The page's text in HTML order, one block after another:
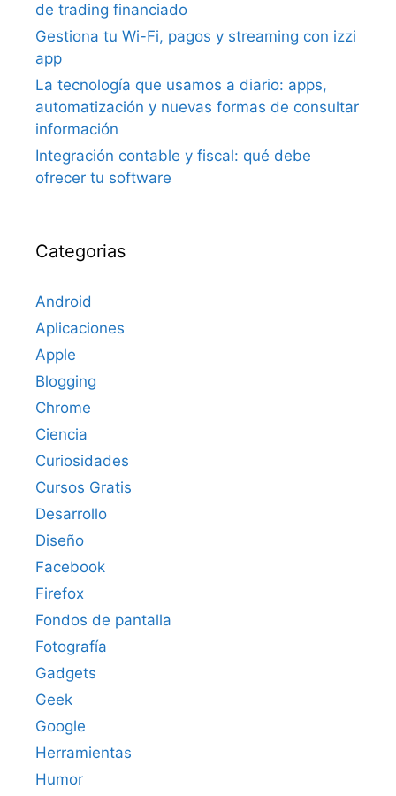
de trading financiado
Gestiona tu Wi-Fi, pagos y streaming con izzi
app
La tecnología que usamos a diario: apps,
automatización y nuevas formas de consultar
información
Integración contable y fiscal: qué debe
ofrecer tu software
Categorias
Android
Aplicaciones
Apple
Blogging
Chrome
Ciencia
Curiosidades
Cursos Gratis
Desarrollo
Diseño
Facebook
Firefox
Fondos de pantalla
Fotografía
Gadgets
Geek
Google
Herramientas
Humor